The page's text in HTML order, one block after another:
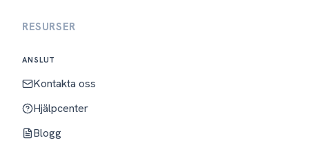
RESURSER
ANSLUT
Kontakta oss
Hjälpcenter
Blogg